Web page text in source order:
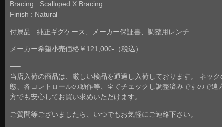
Bracing : Scalloped X Bracing
Finish : Natural
付属品 : 純正ギグケース、メーカー保証書、調整用レンチ
メーカー希望小売価格￥121,000-（税込）
—–
当店入荷の商品は、厳しい検品を通過し入荷しております。 ネック
態、各コントロールの動作等、全てチェックし調整済みですので遠
方でも安心してお買い求めいただけます。
ご質問等ございましたら、いつでもお気軽にご連絡下さい。